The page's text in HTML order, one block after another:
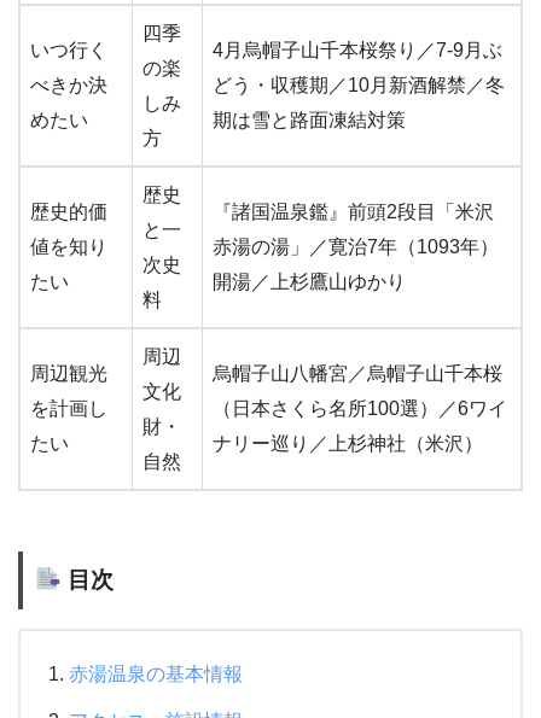
いつ行く
べきか決
めたい
四季
の楽
しみ
方
4月烏帽子山千本桜祭り／7-9月ぶ
どう・収穫期／10月新酒解禁／冬
期は雪と路面凍結対策
歴史的価
値を知り
たい
歴史
と一
次史
料
『諸国温泉鑑』前頭2段目「米沢
赤湯の湯」／寛治7年（1093年）
開湯／上杉鷹山ゆかり
周辺観光
を計画し
たい
周辺
文化
財・
自然
烏帽子山八幡宮／烏帽子山千本桜
（日本さくら名所100選）／6ワイ
ナリー巡り／上杉神社（米沢）
目次
赤湯温泉の基本情報